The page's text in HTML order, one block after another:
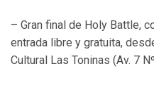
– Gran final de Holy Battle,
entrada libre y gratuita,
Cultural Las Toninas (Av. 7